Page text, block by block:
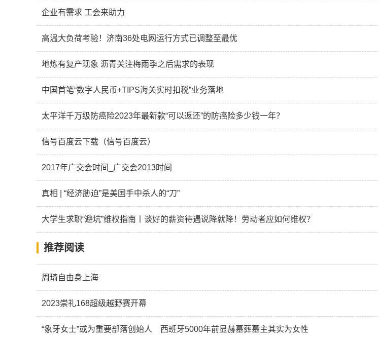
企业有需求 工会来助力
高温大负荷考验！济南36处电网运行方式已调整至最优
地炼有复产现象 沥青关注梅雨季之后需求的表现
中国首笔“数字人民币+TIPS海关实时扣税”业务落地
太平洋千万级防癌险2023年最新款“可以返还”的防癌险多少钱一年？
信号百度云下载（信号百度云）
2017年广交会时间_广交会2013时间
真相 | “经济胁迫”是美国手中杀人的“刀”
大学生求职“避坑”维权指南丨谈好的薪资待遇说降就降！劳动者应如何维权？
推荐阅读
周琦自由身上海
2023崇礼168超级越野赛开幕
“象牙女士”或为重要部落创始人 西班牙5000年前显赫墓葬墓主其实为女性